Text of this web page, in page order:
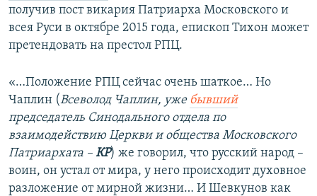
получив пост викария Патриарха Московского и
всея Руси в октябре 2015 года, епископ Тихон может
претендовать на престол РПЦ.
«…Положение РПЦ сейчас очень шаткое… Но
Чаплин (Всеволод Чаплин, уже бывший
председатель Синодального отдела по
взаимодействию Церкви и общества Московского
Патриархата – КР) же говорил, что русский народ –
воин, он устал от мира, у него происходит духовное
разложение от мирной жизни… И Шевкунов как